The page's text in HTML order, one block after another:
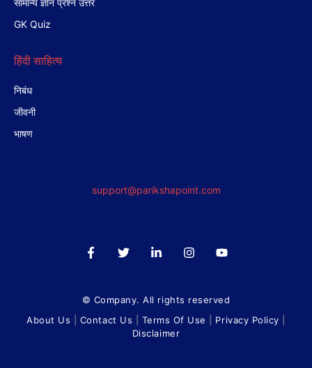
सामान्य ज्ञान प्रश्न उत्तर
GK Quiz
हिंदी साहित्य
निबंध
जीवनी
भाषण
support@parikshapoint.com
© Company. All rights reserved
About Us
Contact Us Terms Of Use Privacy Policy
Disclaimer